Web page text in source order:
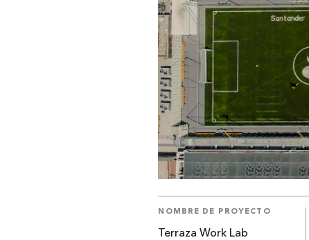
NOMBRE DE PROYECTO
Terraza Work Lab